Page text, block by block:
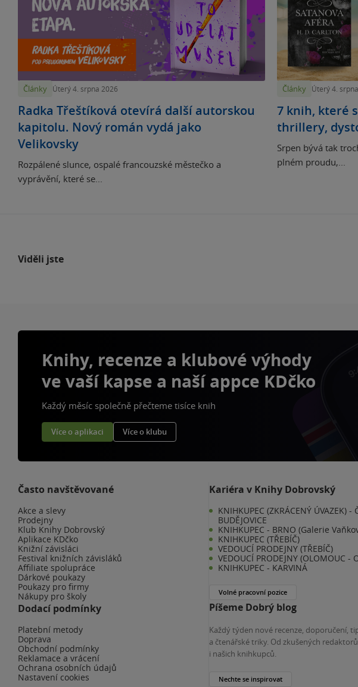
Články Úterý 4. srpna 2026
Radka Třeštíková otevírá další autorskou
kapitolu. Nový román vydá jako
Velikovsky
Rozpálené slunce, ospalé francouzské městečko a
vyprávění, které se...
Články Úterý 4.
7 knih, které
thrillery,
Srpen bývá tak
plném proudu,...
Viděli jste
Knihy, recenze a klubové výhody
ve vaší kapse a naší appce KDčko
Každý měsíc společně přečteme tisíce knih
Více o aplikaci Více o klubu
Často navštěvované
Akce a slevy
Prodejny
Klub Knihy Dobrovský
Aplikace KDčko
Knižní závisláci
Festival knižních závisláků
Affiliate spolupráce
Dárkové poukazy
Poukazy pro firmy
Nákupy pro školy
Dodací podmínky
Platební metody
Doprava
Obchodní podmínky
Reklamace a vrácení
Ochrana osobních údajů
Nastavení cookies
Kariéra v Knihy Dobrovský
KNIHKUPEC (ZKRÁCENÝ ÚVAZEK) -
BUDĚJOVICE
KNIHKUPEC - BRNO (Galerie
KNIHKUPEC (TŘEBÍČ)
VEDOUCÍ PRODEJNY (TŘEBÍČ)
VEDOUCÍ PRODEJNY (OLOMOUC -
KNIHKUPEC - KARVINÁ
Volné pracovní pozice
Píšeme Dobrý blog
Každý týden nové recenze, doporučení,
a čtenářské triky. Od zkušených redaktorů
i našich knihkupců.
Nechte se inspirovat